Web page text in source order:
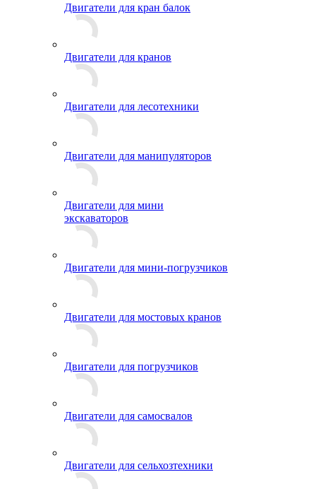
Двигатели для кран балок
Двигатели для кранов
Двигатели для лесотехники
Двигатели для манипуляторов
Двигатели для мини
экскаваторов
Двигатели для мини-погрузчиков
Двигатели для мостовых кранов
Двигатели для погрузчиков
Двигатели для самосвалов
Двигатели для сельхозтехники